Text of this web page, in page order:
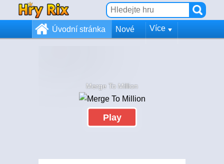
Úvodní stránka Nové Více
Merge To Million
Play